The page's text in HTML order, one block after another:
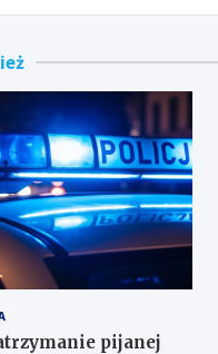
pijanej